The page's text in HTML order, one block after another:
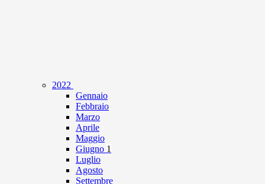
2022
Gennaio
Febbraio
Marzo
Aprile
Maggio
Giugno 1
Luglio
Agosto
Settembre